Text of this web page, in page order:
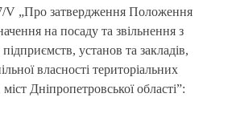
V „Про затвердження Положення
на посаду та звільнення з
установ та закладів,
власності територіальних
Дніпропетровської області”: